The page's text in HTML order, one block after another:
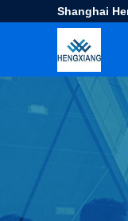
Shanghai